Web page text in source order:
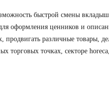
быстрой смены
оформления ценников и
продвигать различные товары,
торговых точках, секторе